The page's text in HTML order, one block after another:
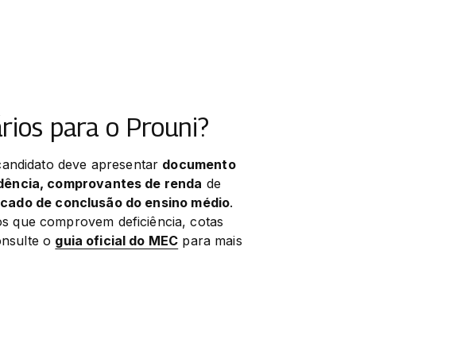
para o Prouni?
deve apresentar documento
comprovantes de renda de
de conclusão do ensino médio.
que comprovem deficiência, cotas
o guia oficial do MEC para mais